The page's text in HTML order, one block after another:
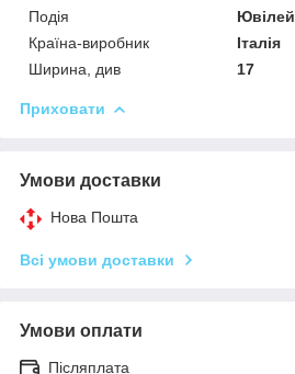
Подія
Ювілей
Країна-виробник
Італія
Ширина, див
17
Приховати
Умови доставки
Нова Пошта
Всі умови доставки
Умови оплати
Післяплата